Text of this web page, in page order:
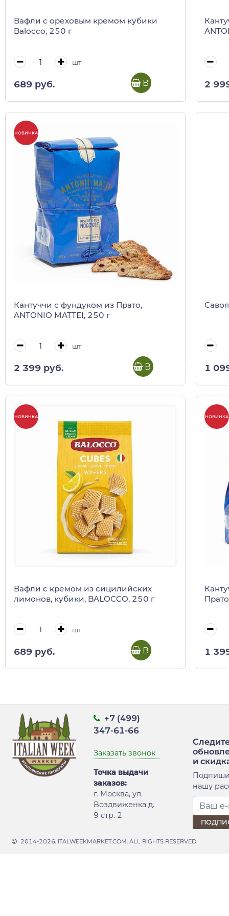
Вафли с ореховым кремом кубики
Balocco, 250 г
шт
689 руб. В корзину 2
НОВИНКА
Кантуччи с фундуком из Прато,
ANTONIO MATTEI, 250 г
шт
2 399 руб. В корзину 1
НОВИНКА
Вафли с кремом из сицилийских
лимонов, кубики, BALOCCO, 250 г
шт
689 руб. В корзину
НОВИНКА
1
+7 (499)
347-61-66
Заказать звонок
Точка выдачи
заказов:
г. Москва, ул.
Воздвиженка д.
9 стр. 2
и
нашу
2014-2026, ITALWEEKMARKET.COM. ALL RIGHTS RESERVED.